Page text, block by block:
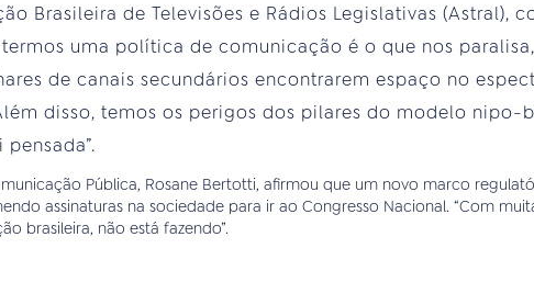
Brasileira de Televisões e Rádios Legislativas (Astral),
uma política de comunicação é o que nos
de canais secundários encontrarem espaço no
disso, temos os perigos dos pilares do modelo nipo-
Pública, Rosane Bertotti, afirmou que um novo marco
assinaturas na sociedade para ir ao Congresso Nacional. “Com
brasileira, não está fazendo”.